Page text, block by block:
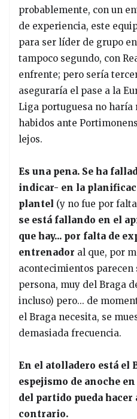
probablemente, con un
de experiencia, este
para ser líder de grupo
tampoco segundo, con
enfrente; pero sería
aseguraría el pase a la
Liga portuguesa no haría
habidos ante
lejos.
Es una pena. Se ha
indicar- en la
plantel (y no fue por
se está fallando en el
que hay... por falta de
entrenador al que, por
acontecimientos parecen
persona, muy del Braga
incluso) pero... de
el Braga necesita, se
demasiada frecuencia.
En el atolladero está el
espejismo de anoche
del partido pueda hacer
contrario.